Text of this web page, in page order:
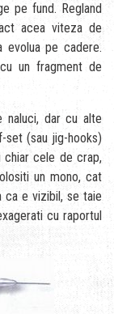
pe fund. Regland
acea viteza de
evolua pe cadere.
un fragment de
naluci, dar cu alte
set (sau jig-hooks)
cele de crap,
un mono, cat
ca e vizibil, se taie
cu raportul